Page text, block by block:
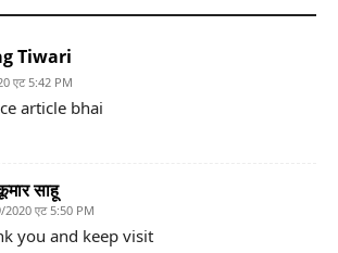
Tiwari
एट 5:42 PM
article bhai
साहू
2020 एट 5:50 PM
you and keep visit